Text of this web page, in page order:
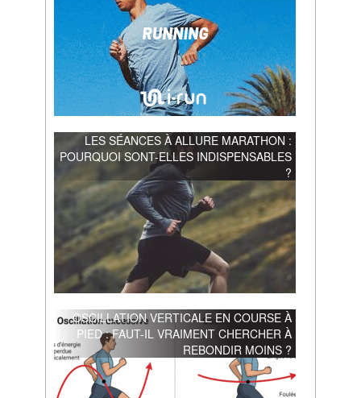
LES SÉANCES À ALLURE MARATHON :
POURQUOI SONT-ELLES INDISPENSABLES
?
OSCILLATION VERTICALE EN COURSE À
PIED : FAUT-IL VRAIMENT CHERCHER À
REBONDIR MOINS ?